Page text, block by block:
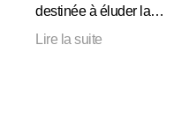
destinée à éluder la…
Lire la suite